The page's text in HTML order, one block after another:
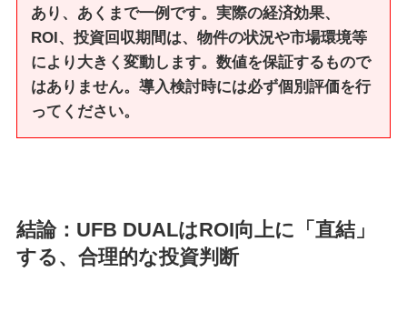
あり、あくまで一例です。実際の経済効果、
ROI、投資回収期間は、物件の状況や市場環境等
により大きく変動します。数値を保証するもので
はありません。導入検討時には必ず個別評価を行
ってください。
結論：UFB DUALはROI向上に「直結」
する、合理的な投資判断